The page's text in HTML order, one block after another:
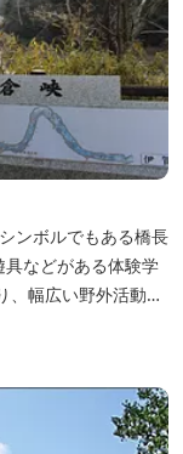
ンボルでもある橋長
などがある体験学
、幅広い野外活動に
沿いには島ヶ原温泉
力発電所跡の水路